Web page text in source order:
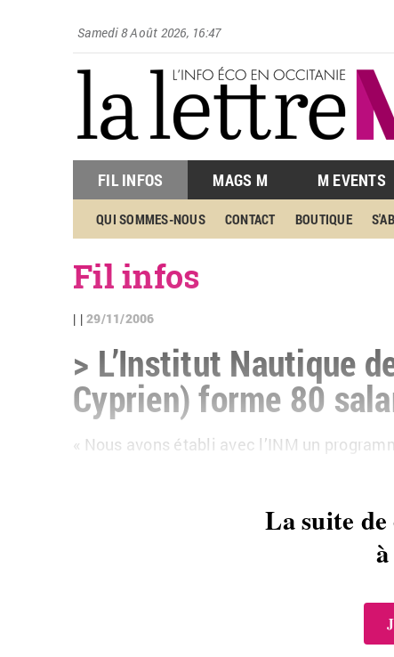
Samedi 8 Août 2026, 16:47
FIL INFOS MAGS M M EVENTS
QUI SOMMES-NOUS CONTACT BOUTIQUE
Fil infos
| |29/11/2006
> L’Institut Nautique
Cyprien) forme 80
« Nous avons établi avec l’INM un
La suite